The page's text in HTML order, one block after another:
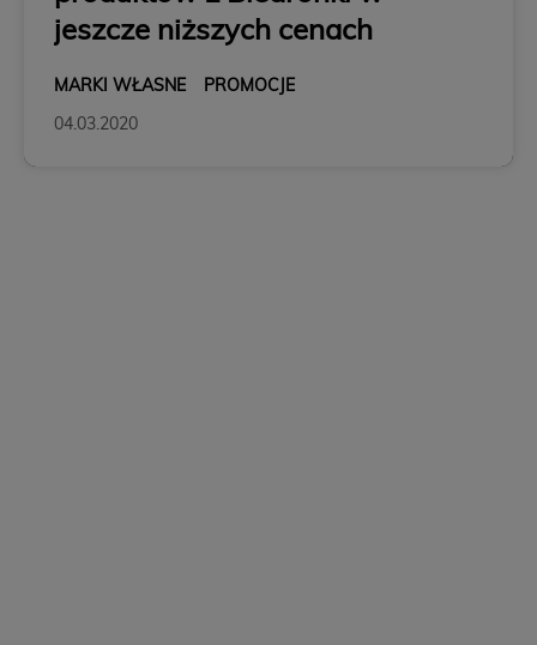
jeszcze niższych cenach
MARKI WŁASNE
PROMOCJE
04.03.2020